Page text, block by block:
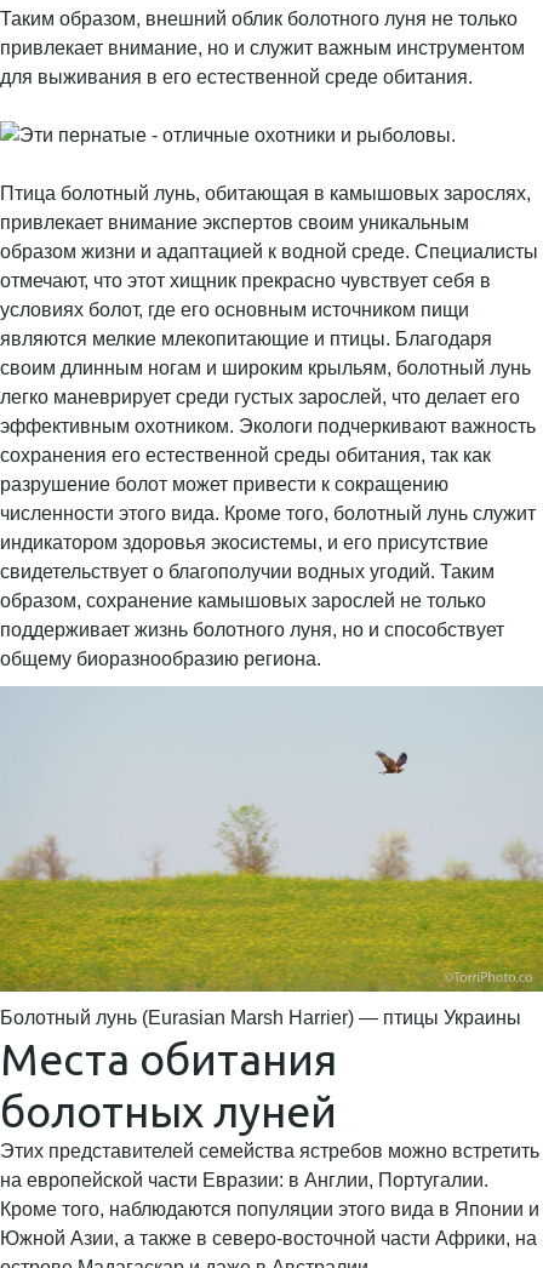
Таким образом, внешний облик болотного луня не только
привлекает внимание, но и служит важным инструментом
для выживания в его естественной среде обитания.
Птица болотный лунь, обитающая в камышовых зарослях,
привлекает внимание экспертов своим уникальным
образом жизни и адаптацией к водной среде. Специалисты
отмечают, что этот хищник прекрасно чувствует себя в
условиях болот, где его основным источником пищи
являются мелкие млекопитающие и птицы. Благодаря
своим длинным ногам и широким крыльям, болотный лунь
легко маневрирует среди густых зарослей, что делает его
эффективным охотником. Экологи подчеркивают важность
сохранения его естественной среды обитания, так как
разрушение болот может привести к сокращению
численности этого вида. Кроме того, болотный лунь служит
индикатором здоровья экосистемы, и его присутствие
свидетельствует о благополучии водных угодий. Таким
образом, сохранение камышовых зарослей не только
поддерживает жизнь болотного луня, но и способствует
общему биоразнообразию региона.
Болотный лунь (Eurasian Marsh Harrier) — птицы Украины
Места обитания
болотных луней
Этих представителей семейства ястребов можно встретить
на европейской части Евразии: в Англии, Португалии.
Кроме того, наблюдаются популяции этого вида в Японии и
Южной Азии, а также в северо-восточной части Африки, на